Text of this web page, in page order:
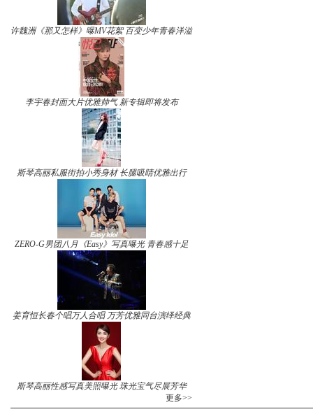
许魏洲《那又怎样》曝MV花絮 百变少年青春洋溢
李宇春封面大片优雅帅气 新专辑即将发布
斯琴高丽私服街拍小秀身材 长腿吸睛优雅出行
ZERO-G男团八月《Easy》写真曝光 青春感十足
姜育恒长春个唱万人合唱 万芳优雅同台演绎经典
斯琴高丽性感写真美照曝光 珠光宝气尽展芳华
更多>>